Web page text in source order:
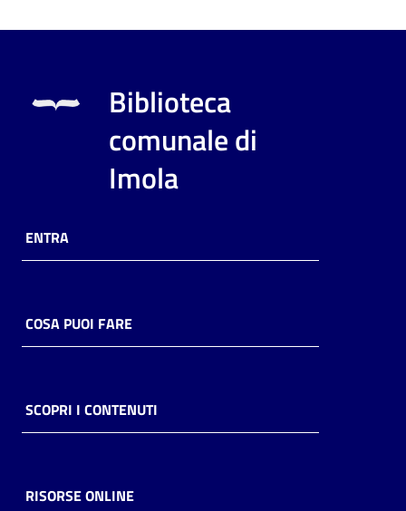
puoi
Risorse
online
Casa
Piani
storico
Biblioteca
comunale di
Imola
ENTRA
COSA PUOI FARE
SCOPRI I CONTENUTI
RISORSE ONLINE